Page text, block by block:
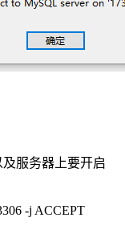
服务器上要开启
-j ACCEPT